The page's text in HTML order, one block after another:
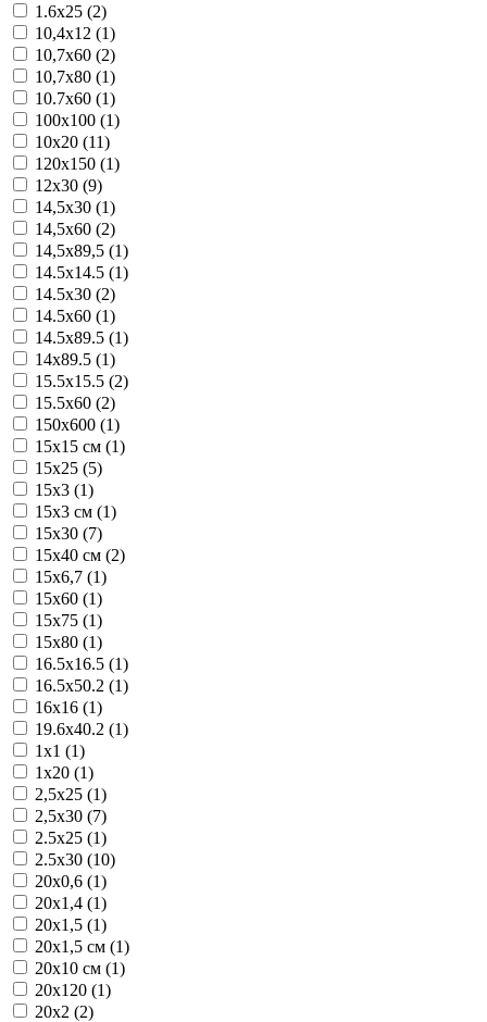
1.6x25 (2)
10,4x12 (1)
10,7x60 (2)
10,7x80 (1)
10.7x60 (1)
100x100 (1)
10x20 (11)
120x150 (1)
12x30 (9)
14,5x30 (1)
14,5x60 (2)
14,5x89,5 (1)
14.5x14.5 (1)
14.5x30 (2)
14.5x60 (1)
14.5x89.5 (1)
14x89.5 (1)
15.5x15.5 (2)
15.5x60 (2)
150x600 (1)
15x15 см (1)
15x25 (5)
15x3 (1)
15x3 см (1)
15x30 (7)
15x40 см (2)
15x6,7 (1)
15x60 (1)
15x75 (1)
15x80 (1)
16.5x16.5 (1)
16.5x50.2 (1)
16x16 (1)
19.6x40.2 (1)
1x1 (1)
1x20 (1)
2,5x25 (1)
2,5x30 (7)
2.5x25 (1)
2.5x30 (10)
20x0,6 (1)
20x1,4 (1)
20x1,5 (1)
20x1,5 см (1)
20x10 см (1)
20x120 (1)
20x2 (2)